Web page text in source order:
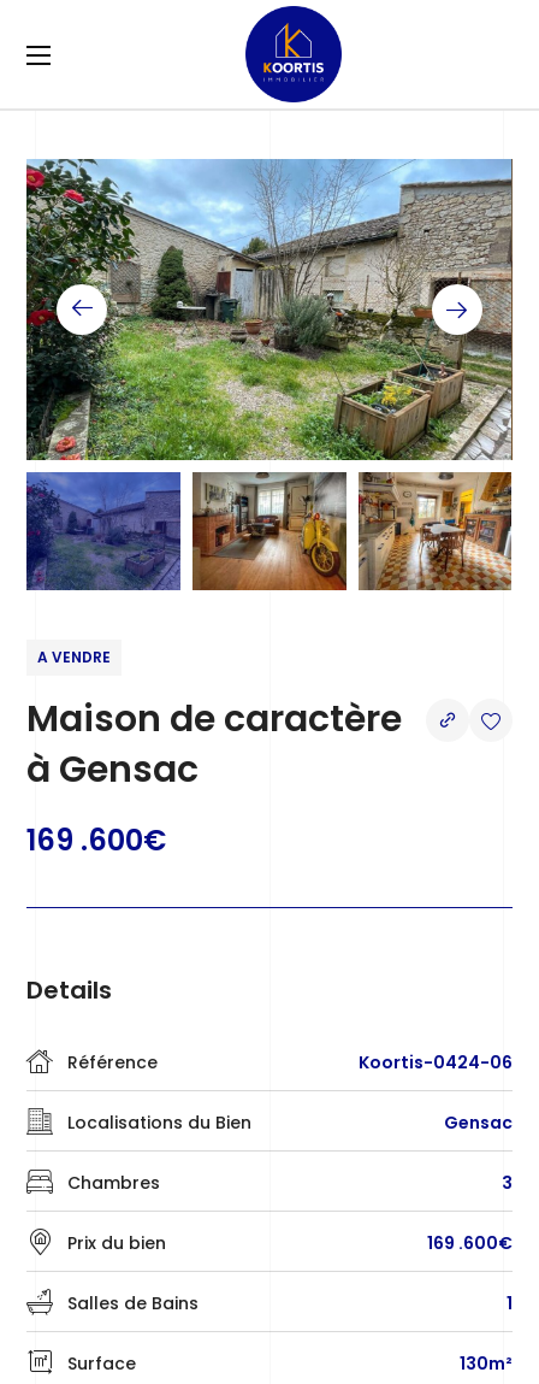
A VENDRE
Maison de caractère
à Gensac
169 .600€
Details
Référence Koortis-0424-06
Localisations du Bien Gensac
Chambres 3
Prix du bien 169 .600€
Salles de Bains 1
Surface 130m²